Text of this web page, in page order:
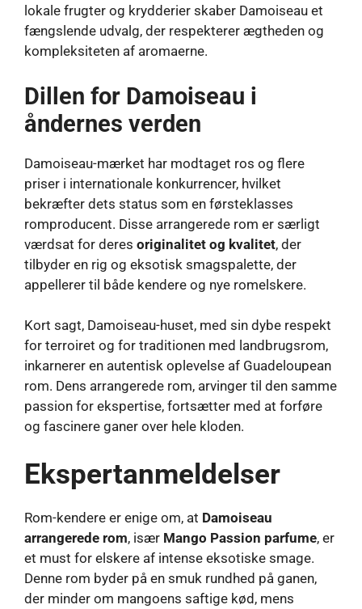
lokale frugter og krydderier skaber Damoiseau et
fængslende udvalg, der respekterer ægtheden og
kompleksiteten af ​​aromaerne.
Dillen for Damoiseau i
åndernes verden
Damoiseau-mærket har modtaget ros og flere
priser i internationale konkurrencer, hvilket
bekræfter dets status som en førsteklasses
romproducent. Disse arrangerede rom er særligt
værdsat for deres originalitet og kvalitet, der
tilbyder en rig og eksotisk smagspalette, der
appellerer til både kendere og nye romelskere.
Kort sagt, Damoiseau-huset, med sin dybe respekt
for terroiret og for traditionen med landbrugsrom,
inkarnerer en autentisk oplevelse af Guadeloupean
rom. Dens arrangerede rom, arvinger til den samme
passion for ekspertise, fortsætter med at forføre
og fascinere ganer over hele kloden.
Ekspertanmeldelser
Rom-kendere er enige om, at Damoiseau
arrangerede rom, især Mango Passion parfume, er
et must for elskere af intense eksotiske smage.
Denne rom byder på en smuk rundhed på ganen,
der minder om mangoens saftige kød, mens